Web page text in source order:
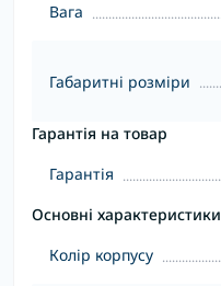
Вага
Габаритні розміри
Гарантія на товар
Гарантія
Основні характеристики
Колір корпусу